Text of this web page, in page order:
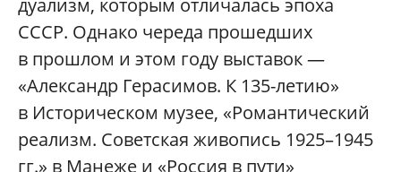
дуализм, которым отличалась эпоха
СССР. Однако череда прошедших
в прошлом и этом году выставок —
«Александр Герасимов. К 135-летию»
в Историческом музее, «Романтический
реализм. Советская живопись 1925–1945
гг.» в Манеже и «Россия в пути»